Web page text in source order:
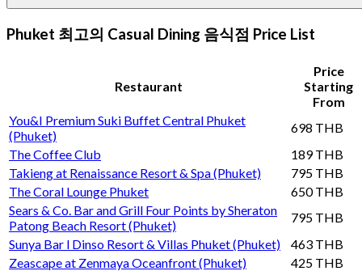
Phuket 최고의 Casual Dining 음식점 Price List
Restaurant
Price
Starting
From
You&I Premium Suki Buffet Central Phuket
(Phuket)
698 THB
The Coffee Club
189 THB
Takieng at Renaissance Resort & Spa (Phuket)
795 THB
The Coral Lounge Phuket
650 THB
Sears & Co. Bar and Grill Four Points by Sheraton
Patong Beach Resort (Phuket)
795 THB
Sunya Bar l Dinso Resort & Villas Phuket (Phuket)
463 THB
Zeascape at Zenmaya Oceanfront (Phuket)
425 THB